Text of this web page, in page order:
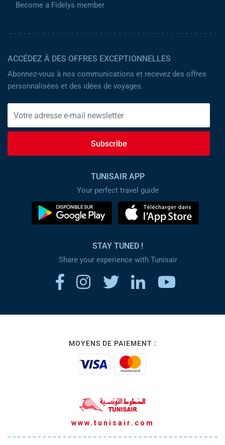
Become a Fidelys member
ACCÉDEZ À DES OFFRES EXCEPTIONNELLES
Abonnez-vous à nos communications et recevez des offres
personnalisées et des idées de voyages.
Subscribe
TUNISAIR APP
Your perfect travel guide
STAY TUNED !
Share your experience with Tunisair
MOYENS DE PAIEMENT :
www.tunisair.com